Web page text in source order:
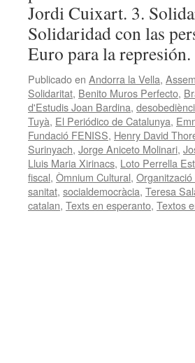
Jordi Cuixart. 3.
Solidaridad con las
Euro para la
Publicado en Andorra la Vella,
Solidaritat, Benito Muros Perfecto,
d'Estudis Joan Bardina,
Tuyà, El Periódico de Catalunya,
Fundació FENISS, Henry David
Surinyach, Jorge Aniceto Molinari,
Lluis Maria Xirinacs, Loto Perrella
fiscal, Òmnium Cultural,
sanitat, socialdemocràcia, Teresa
catalan, Texts en esperanto, Textos